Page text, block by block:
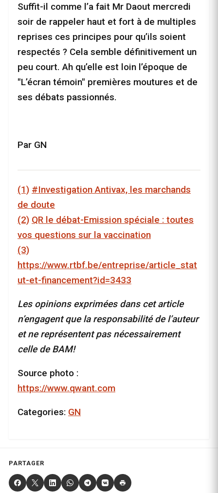
Suffit-il comme l’a fait Mr Daout mercredi
soir de rappeler haut et fort à de multiples
reprises ces principes pour qu’ils soient
respectés ? Cela semble définitivement un
peu court. Ah qu’elle est loin l’époque de
"L’écran témoin" premières moutures et de
ses débats passionnés.
Par GN
(1) #Investigation Antivax, les marchands
de doute
(2) QR le débat-Emission spéciale : toutes
vos questions sur la vaccination
(3)
https://www.rtbf.be/entreprise/article_stat
ut-et-financement?id=3433
Les opinions exprimées dans cet article
n’engagent que la responsabilité de l’auteur
et ne représentent pas nécessairement
celle de BAM!
Source photo :
https://www.qwant.com
Categories: GN
PARTAGER